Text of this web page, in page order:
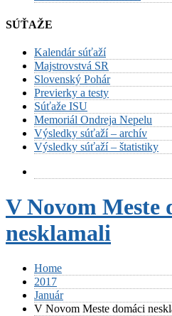
SÚŤAŽE
Kalendár súťaží
Majstrovstvá SR
Slovenský Pohár
Previerky a testy
Súťaže ISU
Memoriál Ondreja Nepelu
Výsledky súťaží – archív
Výsledky súťaží – štatistiky
V Novom Meste
nesklamali
Home
2017
Január
V Novom Meste domáci